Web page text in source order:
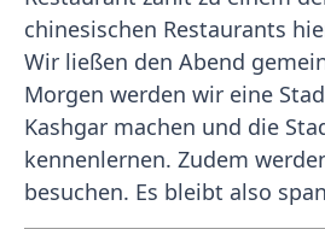
chinesischen Restaurants
Wir ließen den Abend
Morgen werden wir eine
Kashgar machen und die
kennenlernen. Zudem
besuchen. Es bleibt also